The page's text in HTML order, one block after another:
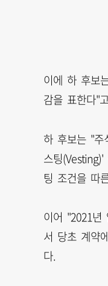
이에 하 후보
감을 표한다"
하 후보는 "
스팅
팅 조건을 따
이어 "2021년
서 당초 계약
다.